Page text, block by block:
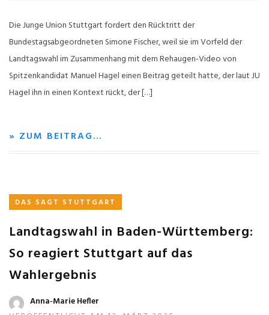
Die Junge Union Stuttgart fordert den Rücktritt der
Bundestagsabgeordneten Simone Fischer, weil sie im Vorfeld der
Landtagswahl im Zusammenhang mit dem Rehaugen-Video von
Spitzenkandidat Manuel Hagel einen Beitrag geteilt hatte, der laut JU
Hagel ihn in einen Kontext rückt, der […]
» ZUM BEITRAG…
DAS SAGT STUTTGART
Landtagswahl in Baden-Württemberg:
So reagiert Stuttgart auf das
Wahlergebnis
Anna-Marie Hefler